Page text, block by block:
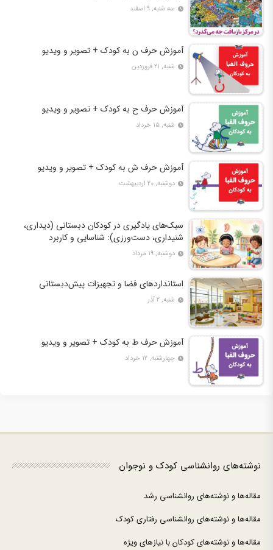
سه شنبه, ۹ اسفند
آموزش حرف ن به کودک + تصویر و ویدیو
شنبه, ۲۱ فروردین
آموزش حرف ح به کودک + تصویر و ویدیو
شنبه, ۱۵ خرداد
آموزش حرف ش به کودک + تصویر و ویدیو
دوشنبه, ۲۰ اردیبهشت
سبک‌های یادگیری در کودکان دبستانی (دیداری،
شنیداری، دست‌ورزی): شناسایی و کاربرد
دوشنبه, ۱۹ مرداد
استانداردهای فضا و تجهیزات پیش‌دبستانی
شنبه, ۲ آذر
آموزش حرف ط به کودک + تصویر و ویدیو
چهارشنبه, ۱۲ خرداد
نوشته‌های روانشناسی کودک و نوجوان
مقاله‌ها و نوشته‌های روانشناسی رشد
مقاله‌ها و نوشته‌های روانشناسی رفتاری کودک
مقاله‌ها و نوشته‌های کودکان با نیازهای ویژه